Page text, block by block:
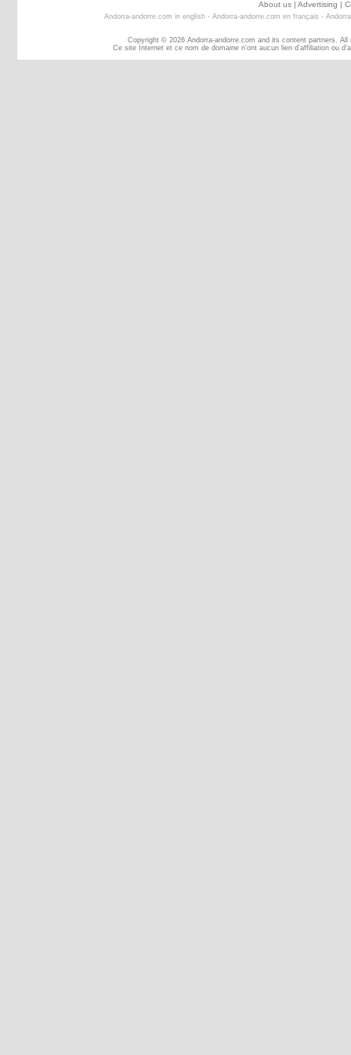
About us | Advertising |
Andorra-andorre.com in english- Andorra-andorre.com en français -
Copyright © 2026 Andorra-andorre.com and its content partners.
Ce site Internet et ce nom de domaine n’ont aucun lien d’affiliation ou